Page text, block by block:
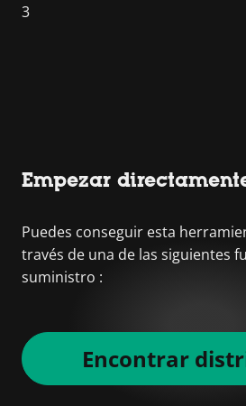
3
Empezar
Puedes conseguir esta
través de una de las siguientes
suministro :
Encontrar